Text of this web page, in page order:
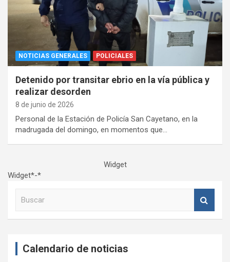
NOTICIAS GENERALES POLICIALES
Detenido por transitar ebrio en la vía pública y
realizar desorden
8 de junio de 2026
Personal de la Estación de Policía San Cayetano, en la
madrugada del domingo, en momentos que…
Widget
Widget*-*
Calendario de noticias